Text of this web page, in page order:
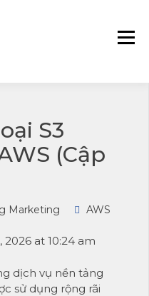
& AI INSIGHT
– bảo hiểm – chứng khoán và
S3
(Cập
Marketing AWS
at 10:24 am
dịch vụ nền tảng
sử dụng rộng rãi